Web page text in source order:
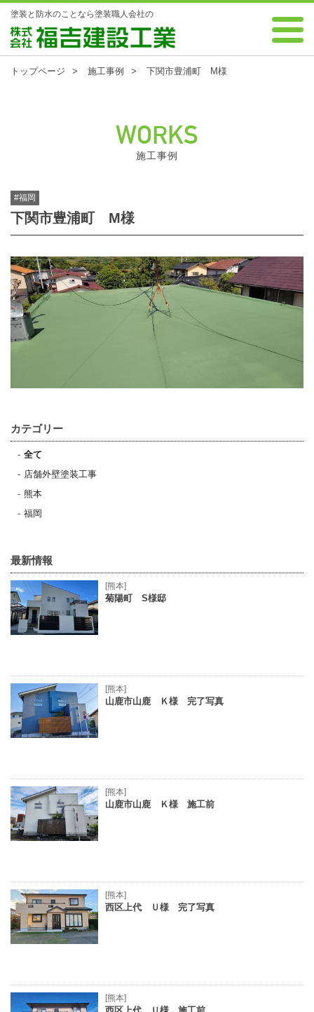
塗装と防水のことなら塗装職人会社の
0120-88-7343 受付時間 8:00～18:00 年中無休
トップページ 施工事例 下関市豊浦町 M様
WORKS
施工事例
#福岡
下関市豊浦町 M様
カテゴリー
全て
店舗外壁塗装工事
熊本
福岡
最新情報
[熊本]
菊陽町 S様邸
[熊本]
山鹿市山鹿 Ｋ様 完了写真
[熊本]
山鹿市山鹿 Ｋ様 施工前
[熊本]
西区上代 Ｕ様 完了写真
[熊本]